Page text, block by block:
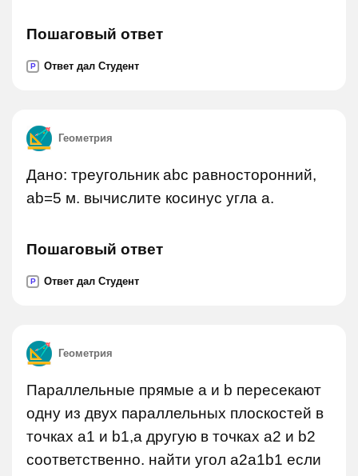
Пошаговый ответ
P Ответ дал Студент
Геометрия
Дано: треугольник abc равносторонний,
ab=5 м. вычислите косинус угла a.
Пошаговый ответ
P Ответ дал Студент
Геометрия
Параллельные прямые а и b пересекают
одну из двух параллельных плоскостей в
точках a1 и b1,а другую в точках a2 и b2
соответственно. найти угол a2a1b1 если